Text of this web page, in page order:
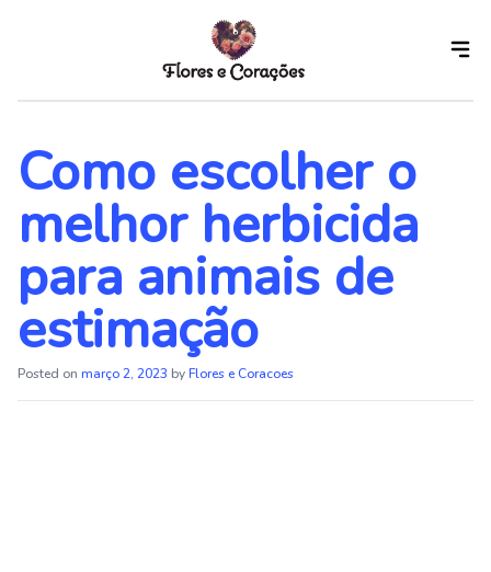
content
Como escolher o
melhor herbicida
para animais de
estimação
Posted on março 2, 2023 byFlores e Coracoes